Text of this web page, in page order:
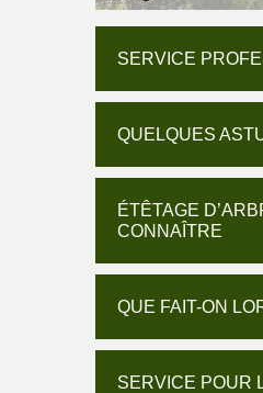
SERVICE
QUELQUES
ÉTÊTAGE
CONNAÎTRE
QUE FAIT-ON
SERVICE POUR